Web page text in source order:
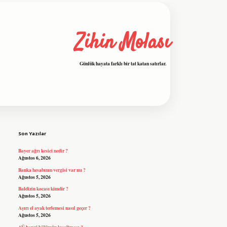
Zihin Molası
Günlük hayata farklı bir tat katan satırlar.
Son Yazılar
Bayer ağrı kesici nedir ?
Ağustos 6, 2026
Banka hesabının vergisi var mı ?
Ağustos 5, 2026
Baldizin kocası kimdir ?
Ağustos 5, 2026
Aşırı el ayak terlemesi nasıl geçer ?
Ağustos 5, 2026